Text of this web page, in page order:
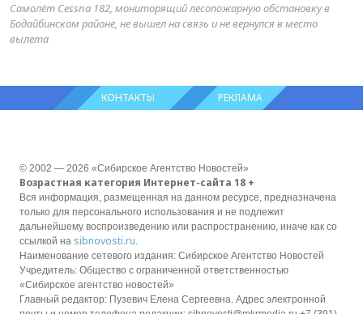
Самолёт Cessna 182, мониторящий лесопожарную обстановку в
Бодайбинском районе, не вышел на связь и не вернулся в место
вылета
КОНТАКТЫ РЕКЛАМА
© 2002 — 2026 «Сибирское Агентство Новостей»
Возрастная категория Интернет-сайта 18 +
Вся информация, размещенная на данном ресурсе, предназначена
только для персонального использования и не подлежит
дальнейшему воспроизведению или распространению, иначе как со
ссылкой на sibnovosti.ru.
Наименование сетевого издания: Сибирское Агентство Новостей
Учредитель: Общество с ограниченной ответственностью
«Сибирское агентство новостей»
Главный редактор: Пузевич Елена Сергеевна. Адрес электронной